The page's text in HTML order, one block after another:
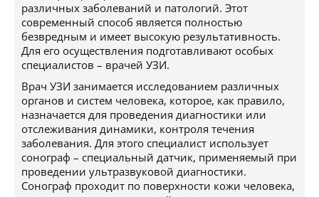
различных заболеваний и патологий. Этот
современный способ является полностью
безвредным и имеет высокую результативность.
Для его осуществления подготавливают особых
специалистов – врачей УЗИ.
Врач УЗИ занимается исследованием различных
органов и систем человека, которое, как правило,
назначается для проведения диагностики или
отслеживания динамики, контроля течения
заболевания. Для этого специалист использует
сонограф – специальный датчик, применяемый при
проведении ультразвуковой диагностики.
Сонограф проходит по поверхности кожи человека,